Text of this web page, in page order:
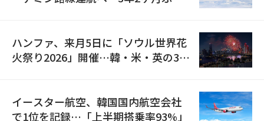
ハンファ、来月5日に「ソウル世界花
火祭り2026」開催…韓・米・英の3カ
イースター航空、韓国国内航空会社
で1位を記録…「上半期搭乗率93%」